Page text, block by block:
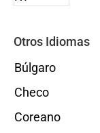
Otros Idiomas
Búlgaro
Checo
Coreano